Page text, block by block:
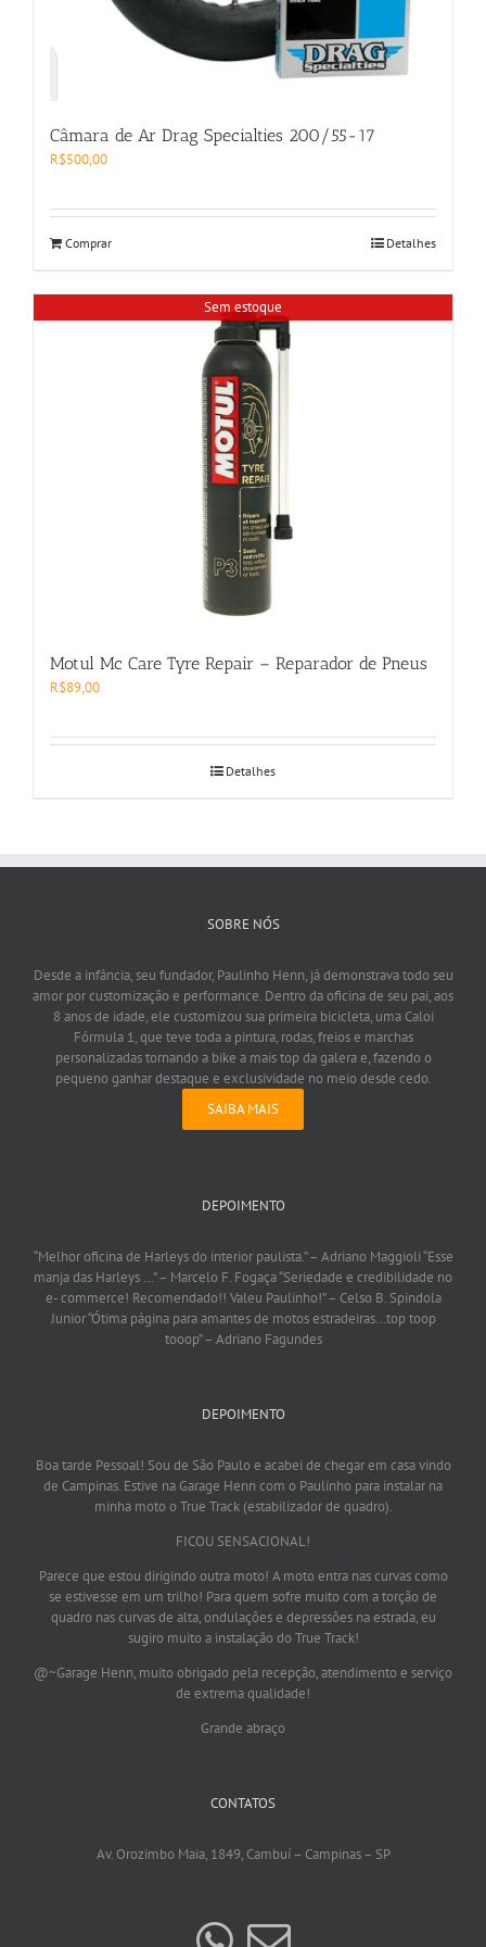
Câmara de Ar Drag Specialties 200/55-17
R$500,00
Comprar Detalhes
Sem estoque
Motul Mc Care Tyre Repair – Reparador de Pneus
R$89,00
Detalhes
SOBRE NÓS
Desde a infância, seu fundador, Paulinho Henn, já demonstrava todo seu
amor por customização e performance. Dentro da oficina de seu pai, aos
8 anos de idade, ele customizou sua primeira bicicleta, uma Caloi
Fórmula 1, que teve toda a pintura, rodas, freios e marchas
personalizadas tornando a bike a mais top da galera e, fazendo o
pequeno ganhar destaque e exclusividade no meio desde cedo.
SAIBA MAIS
DEPOIMENTO
“Melhor oficina de Harleys do interior paulista.”– Adriano Maggioli“Esse
manja das Harleys …”– Marcelo F. Fogaça“Seriedade e credibilidade no
e- commerce! Recomendado!! Valeu Paulinho!”– Celso B. Spindola
Junior“Ótima página para amantes de motos estradeiras…top toop
tooop”– Adriano Fagundes
DEPOIMENTO
Boa tarde Pessoal! Sou de São Paulo e acabei de chegar em casa vindo
de Campinas. Estive na Garage Henn com o Paulinho para instalar na
minha moto o True Track (estabilizador de quadro).
FICOU SENSACIONAL!
Parece que estou dirigindo outra moto! A moto entra nas curvas como
se estivesse em um trilho! Para quem sofre muito com a torção de
quadro nas curvas de alta, ondulações e depressões na estrada, eu
sugiro muito a instalação do True Track!
@~Garage Henn, muito obrigado pela recepção, atendimento e serviço
de extrema qualidade!
Grande abraço
CONTATOS
Av. Orozimbo Maia, 1849, Cambuí – Campinas – SP